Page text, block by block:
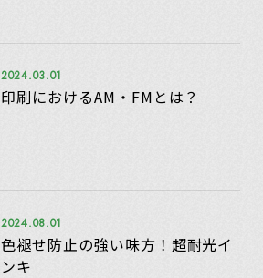
2024.03.01
印刷におけるAM・FMとは？
2024.08.01
色褪せ防止の強い味方！超耐光イ
ンキ